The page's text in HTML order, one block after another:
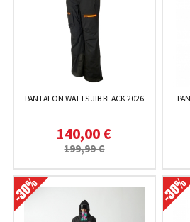
PANTALON WATTS JIB BLACK 2026
140,00 €
199,99 €